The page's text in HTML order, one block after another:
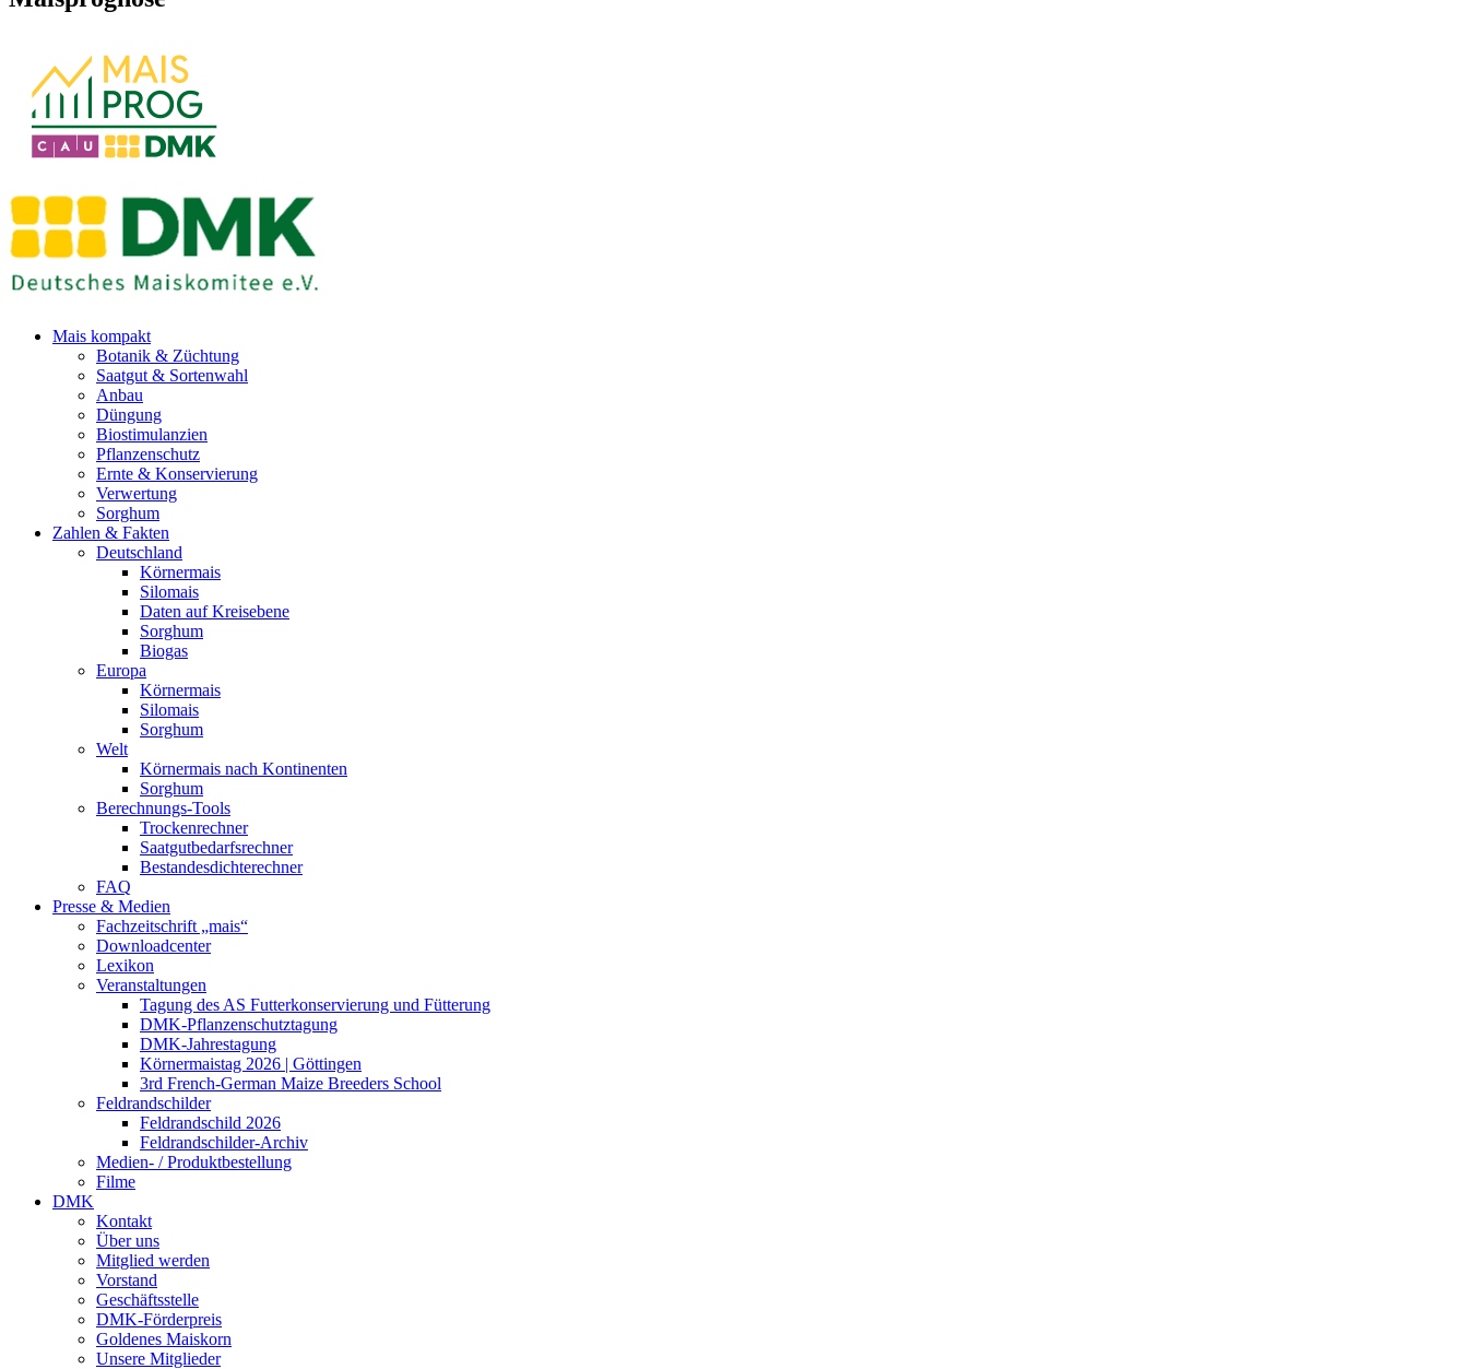
Mais kompakt
Botanik & Züchtung
Saatgut & Sortenwahl
Anbau
Düngung
Biostimulanzien
Pflanzenschutz
Ernte & Konservierung
Verwertung
Sorghum
Zahlen & Fakten
Deutschland
Körnermais
Silomais
Daten auf Kreisebene
Sorghum
Biogas
Europa
Körnermais
Silomais
Sorghum
Welt
Körnermais nach Kontinenten
Sorghum
Berechnungs-Tools
Trockenrechner
Saatgutbedarfsrechner
Bestandesdichterechner
FAQ
Presse & Medien
Fachzeitschrift „mais“
Downloadcenter
Lexikon
Veranstaltungen
Tagung des AS Futterkonservierung und Fütterung
DMK-Pflanzenschutztagung
DMK-Jahrestagung
Körnermaistag 2026 | Göttingen
3rd French-German Maize Breeders School
Feldrandschilder
Feldrandschild 2026
Feldrandschilder-Archiv
Medien- / Produktbestellung
Filme
DMK
Kontakt
Über uns
Mitglied werden
Vorstand
Geschäftsstelle
DMK-Förderpreis
Goldenes Maiskorn
Unsere Mitglieder